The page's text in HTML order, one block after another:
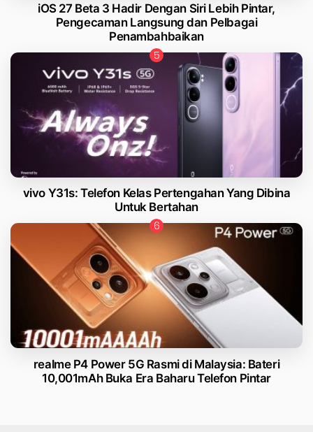
iOS 27 Beta 3 Hadir Dengan Siri Lebih Pintar,
Pengecaman Langsung dan Pelbagai
Penambahbaikan
vivo Y31s: Telefon Kelas Pertengahan Yang Dibina
Untuk Bertahan
realme P4 Power 5G Rasmi di Malaysia: Bateri
10,001mAh Buka Era Baharu Telefon Pintar